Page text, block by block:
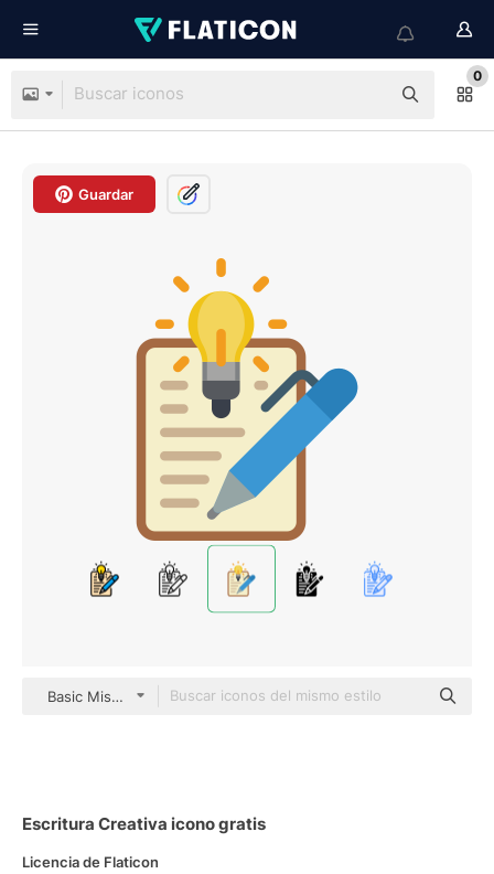
0
Guardar
Basic Miscellany Flat
Escritura Creativa icono gratis
Licencia de Flaticon